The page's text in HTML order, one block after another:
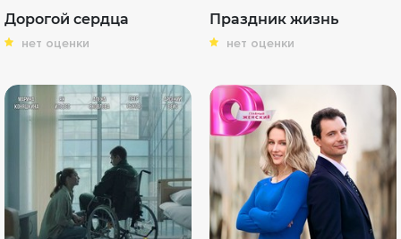
Дорогой сердца
нет оценки
Праздник жизнь
нет оценки